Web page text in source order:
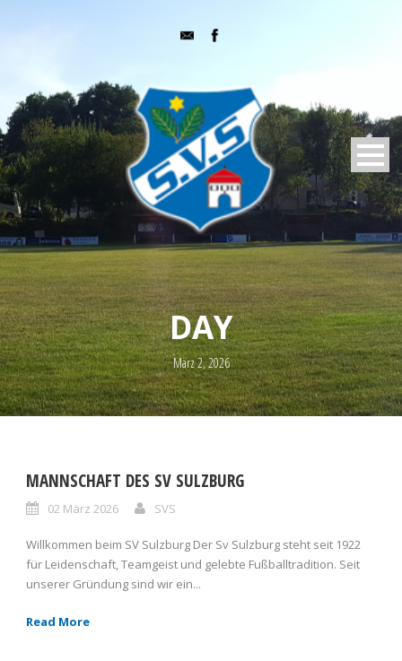
DAY
März 2, 2026
MANNSCHAFT DES SV SULZBURG
02 März 2026 SVS
Willkommen beim SV Sulzburg Der Sv Sulzburg steht seit 1922
für Leidenschaft, Teamgeist und gelebte Fußballtradition. Seit
unserer Gründung sind wir ein...
Read More